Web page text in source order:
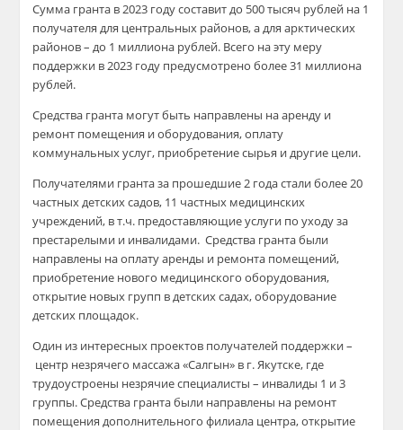
Сумма гранта в 2023 году составит до 500 тысяч рублей на 1
получателя для центральных районов, а для арктических
районов – до 1 миллиона рублей. Всего на эту меру
поддержки в 2023 году предусмотрено более 31 миллиона
рублей.
Средства гранта могут быть направлены на аренду и
ремонт помещения и оборудования, оплату
коммунальных услуг, приобретение сырья и другие цели.
Получателями гранта за прошедшие 2 года стали более 20
частных детских садов, 11 частных медицинских
учреждений, в т.ч. предоставляющие услуги по уходу за
престарелыми и инвалидами. Средства гранта были
направлены на оплату аренды и ремонта помещений,
приобретение нового медицинского оборудования,
открытие новых групп в детских садах, оборудование
детских площадок.
Один из интересных проектов получателей поддержки –
центр незрячего массажа «Салгын» в г. Якутске, где
трудоустроены незрячие специалисты – инвалиды 1 и 3
группы. Средства гранта были направлены на ремонт
помещения дополнительного филиала центра, открытие